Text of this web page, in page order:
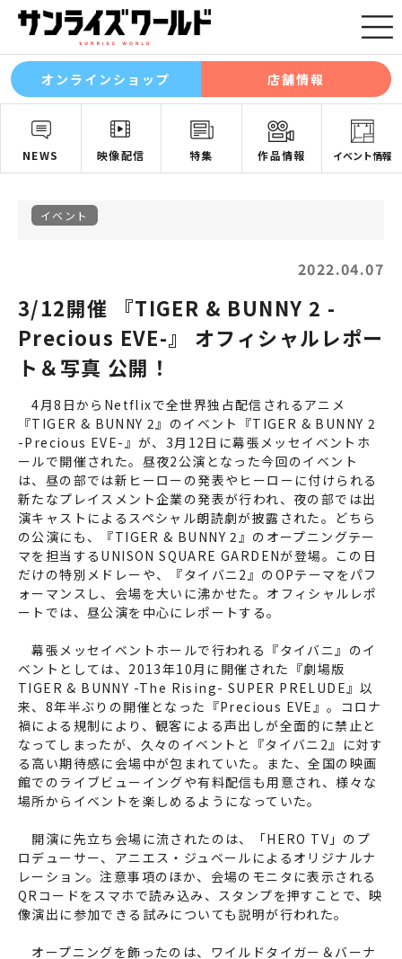
オンラインショップ 店舗情報
NEWS 映像配信 特集 作品情報 イベント情報
イベント
2022.04.07
3/12開催 『TIGER & BUNNY 2 -
Precious EVE-』 オフィシャルレポー
ト＆写真 公開！
4月8日からNetflixで全世界独占配信されるアニメ
『TIGER & BUNNY 2』のイベント『TIGER & BUNNY 2
-Precious EVE-』が、3月12日に幕張メッセイベントホ
ールで開催された。昼夜2公演となった今回のイベント
は、昼の部では新ヒーローの発表やヒーローに付けられる
新たなプレイスメント企業の発表が行われ、夜の部では出
演キャストによるスペシャル朗読劇が披露された。どちら
の公演にも、『TIGER & BUNNY 2』のオープニングテー
マを担当するUNISON SQUARE GARDENが登場。この日
だけの特別メドレーや、『タイバニ2』のOPテーマをパフ
ォーマンスし、会場を大いに沸かせた。オフィシャルレポ
ートでは、昼公演を中心にレポートする。
幕張メッセイベントホールで行われる『タイバニ』のイ
ベントとしては、2013年10月に開催された『劇場版
TIGER & BUNNY -The Rising- SUPER PRELUDE』以
来、8年半ぶりの開催となった『Precious EVE』。コロナ
禍による規制により、観客による声出しが全面的に禁止と
なってしまったが、久々のイベントと『タイバニ2』に対す
る高い期待感に会場中が包まれていた。また、全国の映画
館でのライブビューイングや有料配信も用意され、様々な
場所からイベントを楽しめるようになっていた。
開演に先立ち会場に流されたのは、「HERO TV」のプ
ロデューサー、アニエス・ジュベールによるオリジナルナ
レーション。注意事項のほか、会場のモニタに表示される
QRコードをスマホで読み込み、スタンプを押すことで、映
像演出に参加できる試みについても説明が行われた。
オープニングを飾ったのは、ワイルドタイガー＆バーナ